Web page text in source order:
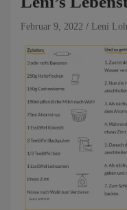
Februar 9, 2022 Leni